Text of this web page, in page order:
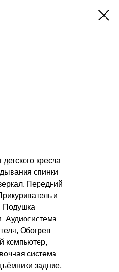
кресла
спинки
Передний
и
Подушка
Аудиосистема,
Обогрев
компьютер,
система
задние,